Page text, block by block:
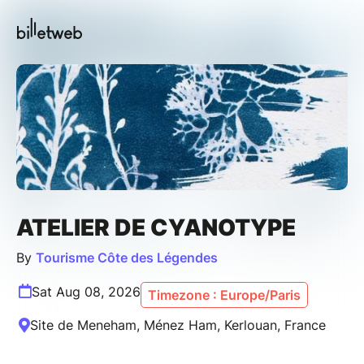
ATELIER DE CYANOTYPE
By Tourisme Côte des Légendes
Sat Aug 08, 2026 Timezone : Europe/Paris
Site de Meneham, Ménez Ham, Kerlouan, France